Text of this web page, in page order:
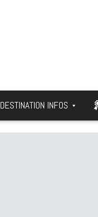
DESTINATION INFOS